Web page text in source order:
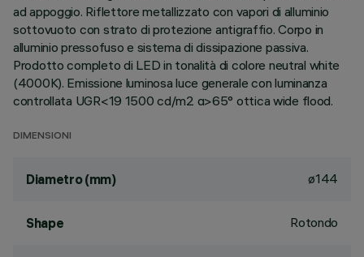
ad appoggio. Riflettore metallizzato con vapori di alluminio
sottovuoto con strato di protezione antigraffio. Corpo in
alluminio pressofuso e sistema di dissipazione passiva.
Prodotto completo di LED in tonalità di colore neutral white
(4000K). Emissione luminosa luce generale con luminanza
controllata UGR<19 1500 cd/m2 α>65° ottica wide flood.
DIMENSIONI
Diametro (mm) ø144
Shape Rotondo